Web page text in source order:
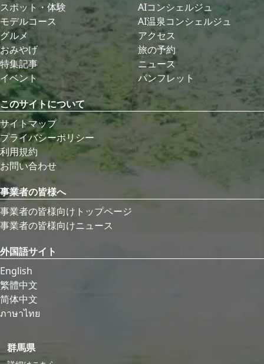
スポット・体験
モデルコース
グルメ
おみやげ
特集記事
イベント
AIコンシェルジュ
AI温泉コンシェルジュ
アクセス
旅の予約
ニュース
パンフレット
このサイトについて
サイトマップ
プライバシーポリシー
利用規約
お問い合わせ
事業者の皆様へ
事業者の皆様向けトップページ
事業者の皆様向けニュース
外国語サイト
English
繁體中文
简体中文
ภาษาไทย
群馬県